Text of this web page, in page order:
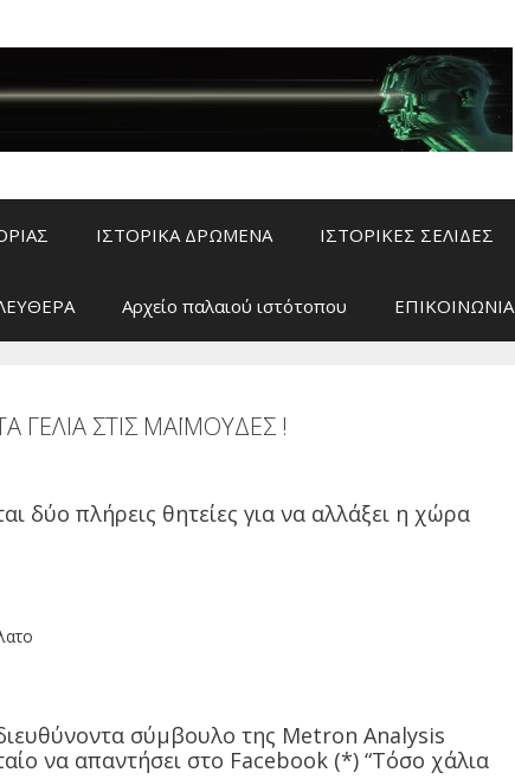
ΙΣΤΟΡΙΚΑ ΔΡΩΜΕΝΑ ΙΣΤΟΡΙΚΕΣ ΣΕΛΙΔΕΣ
Αρχείο παλαιού ιστότοπου ΕΠΙΚΟΙΝΩΝΙΑ
ΓΕΛΙΑ ΣΤΙΣ ΜΑΪΜΟΥΔΕΣ !
δύο πλήρεις θητείες για να αλλάξει η χώρα
σύμβουλο της Metron Analysis
να απαντήσει στο Facebook (*) “Τόσο χάλια